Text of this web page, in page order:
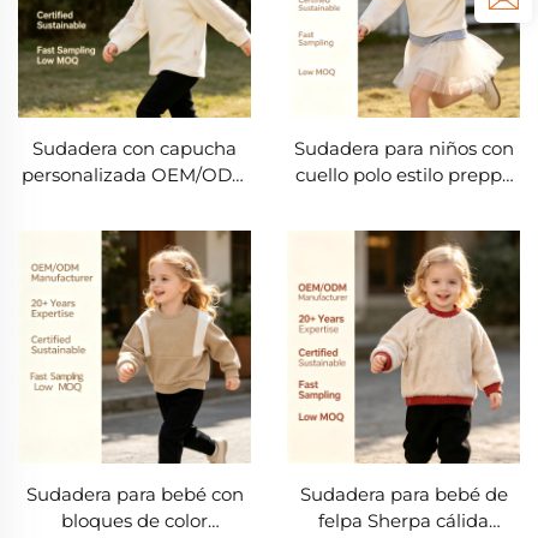
masa y marca blanca
disponibles
disponibles
Sudadera con capucha
personalizada OEM/ODM
acogedora con orejas de
oso, forro de felpa suave y
mangas texturizadas para
bebés y niños pequeños;
soluciones de fabricación
en masa y marca blanca
Sudadera para niños con
cuello polo estilo preppy
— Diseño superpuesto de
rayas, camiseta de manga
larga de mezcla suave de
algodón para niños y
niñas, fabricación en
masa y marca privada
disponibles
Sudadera para bebé con
bloques de color
Sudadera para bebé de
felpa Sherpa cálida